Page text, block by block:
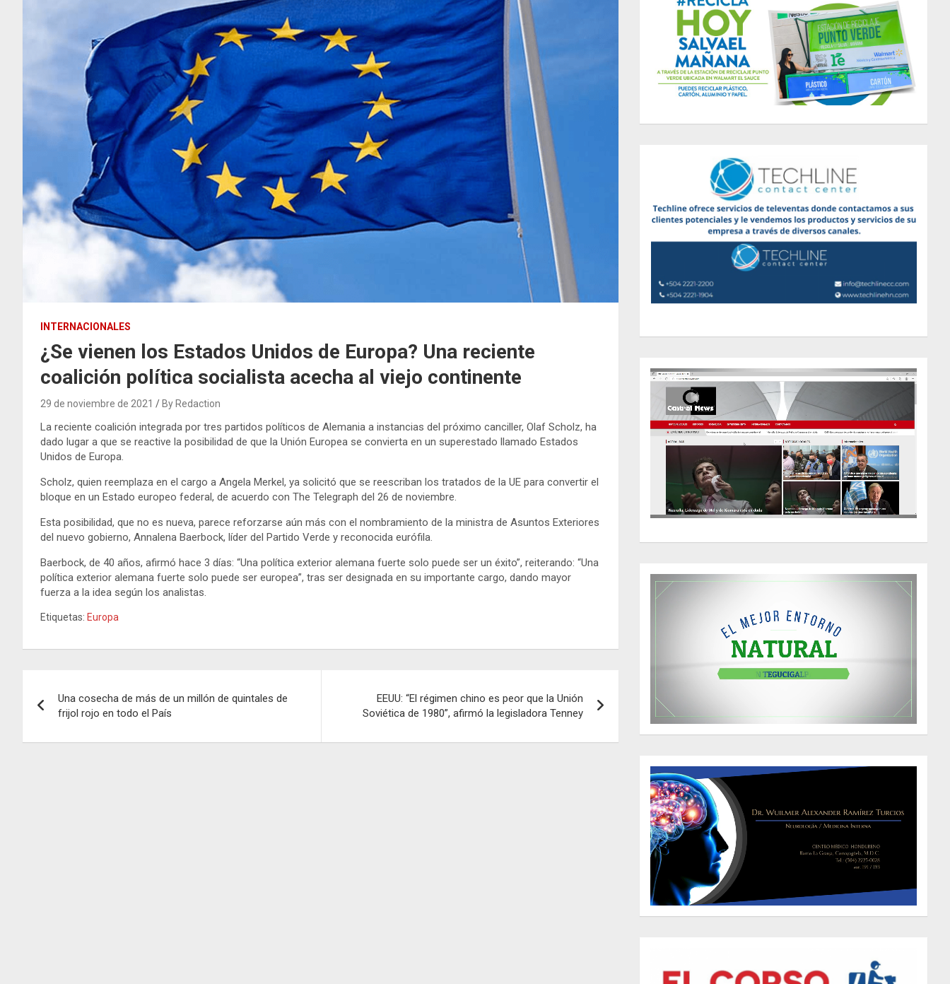
INTERNACIONALES
¿Se vienen los Estados Unidos de Europa? Una reciente
coalición política socialista acecha al viejo continente
29 de noviembre de 2021 By Redaction
La reciente coalición integrada por tres partidos políticos de Alemania a instancias del próximo canciller, Olaf Scholz, ha
dado lugar a que se reactive la posibilidad de que la Unión Europea se convierta en un superestado llamado Estados
Unidos de Europa.
Scholz, quien reemplaza en el cargo a Angela Merkel, ya solicitó que se reescriban los tratados de la UE para convertir el
bloque en un Estado europeo federal, de acuerdo con The Telegraph del 26 de noviembre.
Esta posibilidad, que no es nueva, parece reforzarse aún más con el nombramiento de la ministra de Asuntos Exteriores
del nuevo gobierno, Annalena Baerbock, líder del Partido Verde y reconocida eurófila.
Baerbock, de 40 años, afirmó hace 3 días: “Una política exterior alemana fuerte solo puede ser un éxito”, reiterando: “Una
política exterior alemana fuerte solo puede ser europea”, tras ser designada en su importante cargo, dando mayor
fuerza a la idea según los analistas.
Etiquetas: Europa
de
entradas
Una cosecha de más de un millón de quintales de
frijol rojo en todo el País
EEUU: “El régimen chino es peor que la Unión
Soviética de 1980”, afirmó la legisladora Tenney